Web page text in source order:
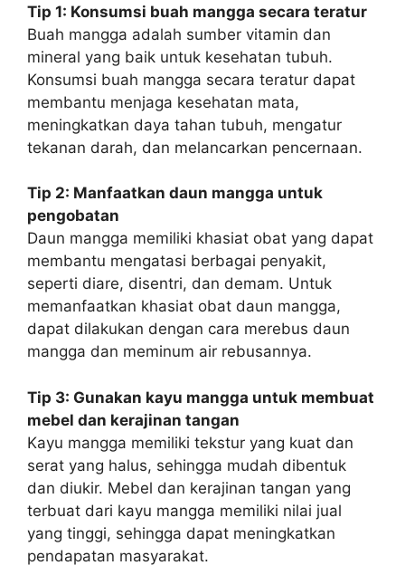
Tip 1: Konsumsi buah mangga secara teratur
Buah mangga adalah sumber vitamin dan
mineral yang baik untuk kesehatan tubuh.
Konsumsi buah mangga secara teratur dapat
membantu menjaga kesehatan mata,
meningkatkan daya tahan tubuh, mengatur
tekanan darah, dan melancarkan pencernaan.
Tip 2: Manfaatkan daun mangga untuk
pengobatan
Daun mangga memiliki khasiat obat yang dapat
membantu mengatasi berbagai penyakit,
seperti diare, disentri, dan demam. Untuk
memanfaatkan khasiat obat daun mangga,
dapat dilakukan dengan cara merebus daun
mangga dan meminum air rebusannya.
Tip 3: Gunakan kayu mangga untuk membuat
mebel dan kerajinan tangan
Kayu mangga memiliki tekstur yang kuat dan
serat yang halus, sehingga mudah dibentuk
dan diukir. Mebel dan kerajinan tangan yang
terbuat dari kayu mangga memiliki nilai jual
yang tinggi, sehingga dapat meningkatkan
pendapatan masyarakat.